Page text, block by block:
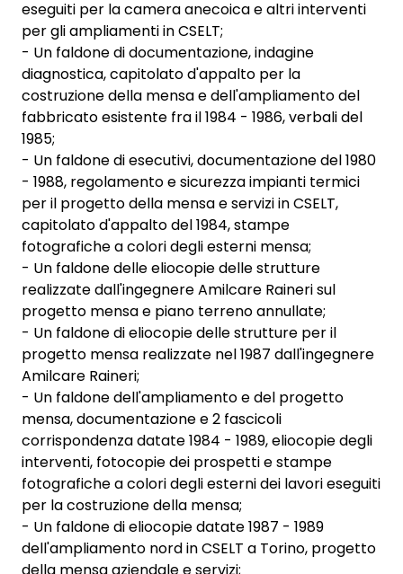
eseguiti per la camera anecoica e altri interventi
per gli ampliamenti in CSELT;
- Un faldone di documentazione, indagine
diagnostica, capitolato d'appalto per la
costruzione della mensa e dell'ampliamento del
fabbricato esistente fra il 1984 - 1986, verbali del
1985;
- Un faldone di esecutivi, documentazione del 1980
- 1988, regolamento e sicurezza impianti termici
per il progetto della mensa e servizi in CSELT,
capitolato d'appalto del 1984, stampe
fotografiche a colori degli esterni mensa;
- Un faldone delle eliocopie delle strutture
realizzate dall'ingegnere Amilcare Raineri sul
progetto mensa e piano terreno annullate;
- Un faldone di eliocopie delle strutture per il
progetto mensa realizzate nel 1987 dall'ingegnere
Amilcare Raineri;
- Un faldone dell'ampliamento e del progetto
mensa, documentazione e 2 fascicoli
corrispondenza datate 1984 - 1989, eliocopie degli
interventi, fotocopie dei prospetti e stampe
fotografiche a colori degli esterni dei lavori eseguiti
per la costruzione della mensa;
- Un faldone di eliocopie datate 1987 - 1989
dell'ampliamento nord in CSELT a Torino, progetto